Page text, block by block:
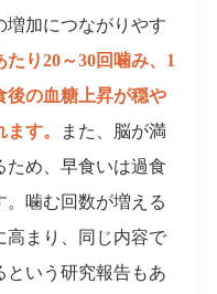
増加につながりやす
たり20～30回噛み、1
後の血糖上昇が穏や
す。
また、脳が満
ため、早食いは過食
。噛む回数が増える
高まり、同じ内容で
という研究報告もあ